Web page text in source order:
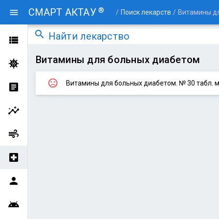
menu СМАРТ АКТАУ ® / Поиск лекарств / Витамины
view_list
coronavirus
article
insights
air
local_hospital
person
android
search Найти лекарство
Витамины для больных диабетом
sentiment_very_dissatisfied Витамины для больных диабетом. № 30 табл.